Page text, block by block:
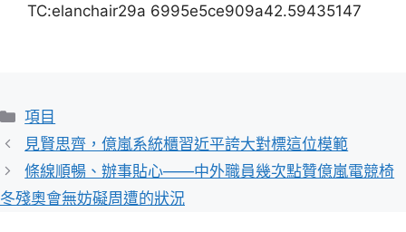
TC:elanchair29a 6995e5ce909a42.59435147
分
類
項目
見賢思齊，億嵐系統櫃習近平誇大對標這位模範
條線順暢、辦事貼心——中外職員幾次點贊億嵐電競椅
冬殘奧會無妨礙周遭的狀況